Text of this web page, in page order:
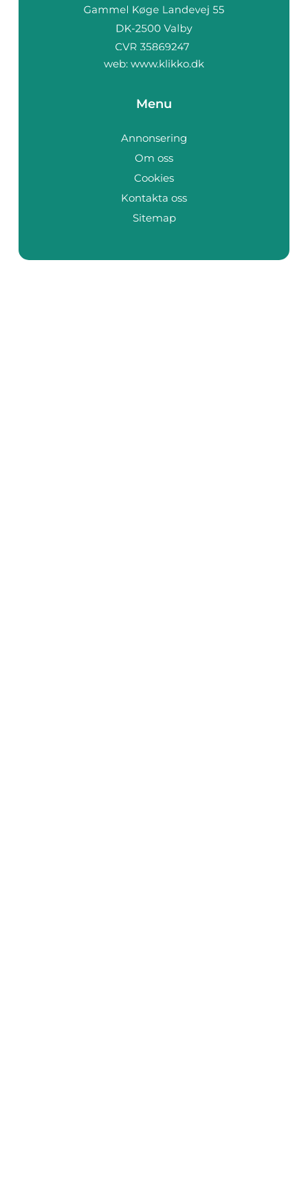
web: www.klikko.dk
Menu
Annonsering
Om oss
Cookies
Kontakta oss
Sitemap